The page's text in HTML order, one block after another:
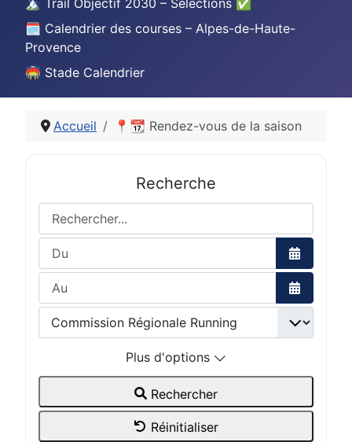
🏔️ Trail Objectif 2030 – Sélections ✅
🗓️ Calendrier des courses – Alpes-de-Haute-
Provence
🏟️ Stade Calendrier
Accueil 📍📆 Rendez-vous de la saison
Recherche
Rechercher...
Ouvrir le
Ouvrir le
Plus d'options
Rechercher
Réinitialiser